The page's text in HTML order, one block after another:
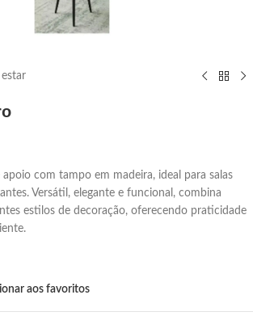
estar
com tampo em madeira, ideal para salas
Versátil, elegante e funcional, combina
estilos de decoração, oferecendo praticidade
aos favoritos